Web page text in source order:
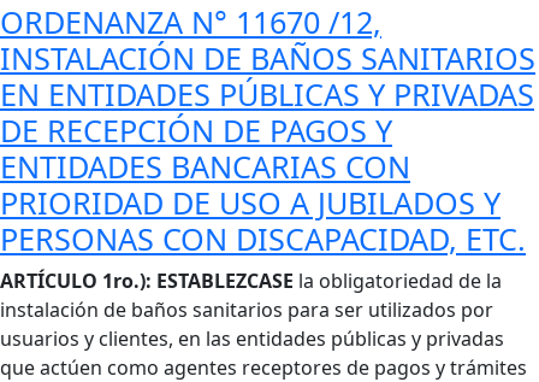
ORDENANZA N° 11670 /12,
INSTALACIÓN DE BAÑOS SANITARIOS
EN ENTIDADES PÚBLICAS Y PRIVADAS
DE RECEPCIÓN DE PAGOS Y
ENTIDADES BANCARIAS CON
PRIORIDAD DE USO A JUBILADOS Y
PERSONAS CON DISCAPACIDAD, ETC.
Cuerpo
ARTÍCULO 1ro.): ESTABLEZCASE la obligatoriedad de la
instalación de baños sanitarios para ser utilizados por
usuarios y clientes, en las entidades públicas y privadas
que actúen como agentes receptores de pagos y trámites